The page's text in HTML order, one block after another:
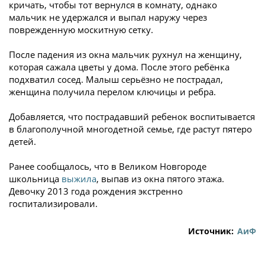
кричать, чтобы тот вернулся в комнату, однако
мальчик не удержался и выпал наружу через
поврежденную москитную сетку.
После падения из окна мальчик рухнул на женщину,
которая сажала цветы у дома. После этого ребёнка
подхватил сосед. Малыш серьёзно не пострадал,
женщина получила перелом ключицы и ребра.
Добавляется, что пострадавший ребенок воспитывается
в благополучной многодетной семье, где растут пятеро
детей.
Ранее сообщалось, что в Великом Новгороде
школьница выжила, выпав из окна пятого этажа.
Девочку 2013 года рождения экстренно
госпитализировали.
Источник: АиФ